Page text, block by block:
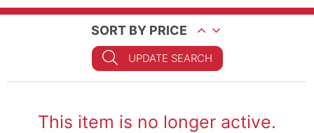
SORT BY PRICE
UPDATE SEARCH
This item is no longer active.